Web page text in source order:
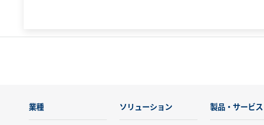
業種 ソリューション 製品・サービス